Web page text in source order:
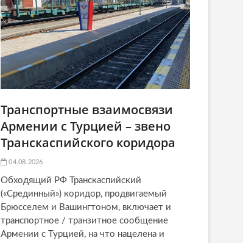
Транспортные взаимосвязи
Армении с Турцией – звено
Транскаспийского коридора
04.08.2026
Обходящий РФ Транскаспийский
(«Срединный») коридор, продвигаемый
Брюсселем и Вашингтоном, включает и
транспортное / транзитное сообщение
Армении с Турцией, на что нацелена и